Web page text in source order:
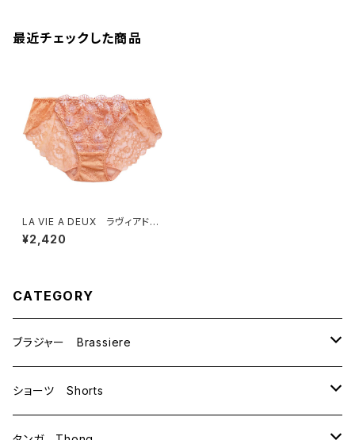
最近チェックした商品
LA VIE A DEUX ラヴィアド
ゥ ボーラーレース ショー
ツ （キャラメルゴールド）Ｍサイ
¥2,420
CATEGORY
ブラジャー Brassiere
B70
ショーツ Shorts